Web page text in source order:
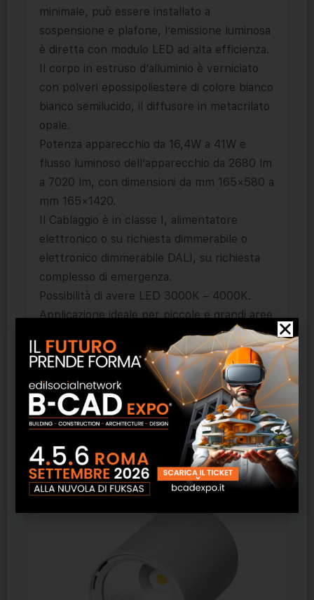
minimale, può essere installato a
sospensione e plafone, l’emissione luminosa
è diretta con modulo LED ad alta efficienza.
Il corpo in estruso d’alluminio è verniciato
con polveri epossipoliestere di colore bianco
bianco semilucido, il diffusore in metacrilato
opale.
Potenza apparecchio da 16,4W a 41W e
flusso luminoso dell’apparecchio da 2680 lm
a 7020 lm, con dimensioni da mm 165×580 a
mm 165×1420.
Il Cablaggio è in classe I, alimentatore
elettronico o su richiesta dimmerabile o
elettronico dimmerabile DALI, su richiesta
complesso di emergenza.
Possibilità di avere LED 3000K – 4000K.
Applicazione ideale per piccole e grandi aree
commerciali, locali pubblici, locali
residenziali, negozi, uffici, strutture
ricettive.
Prodotti correlati